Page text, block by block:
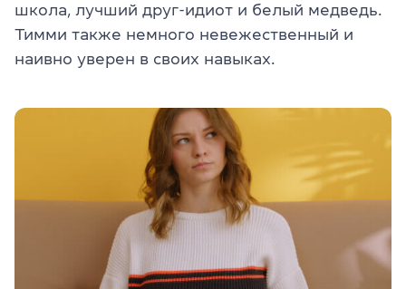
школа, лучший друг-идиот и белый медведь
Тимми также немного невежественный и
наивно уверен в своих навыках.